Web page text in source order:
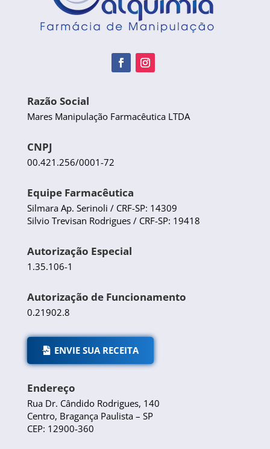
Razão Social
Mares Manipulação Farmacêutica LTDA
CNPJ
00.421.256/0001-72
Equipe Farmacêutica
Silmara Ap. Serinoli / CRF-SP: 14309
Silvio Trevisan Rodrigues / CRF-SP: 19418
Autorização Especial
1.35.106-1
Autorização de Funcionamento
0.21902.8
ENVIE SUA RECEITA
Endereço
Rua Dr. Cândido Rodrigues, 140
Centro, Bragança Paulista – SP
CEP: 12900-360